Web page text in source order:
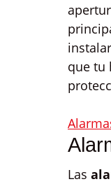
que tu
Las